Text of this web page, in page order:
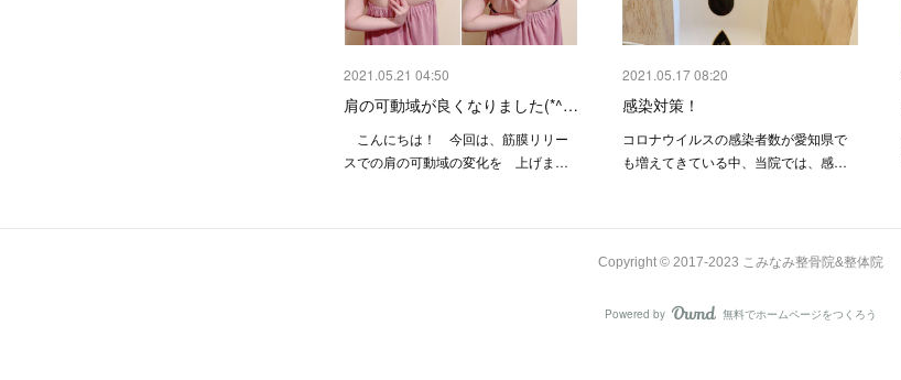
2021.05.21 04:50
肩の可動域が良くなりました(*^…
こんにちは！ 今回は、筋膜リリー
スでの肩の可動域の変化を 上げま…
2021.05.17 08:20
感染対策！
コロナウイルスの感染者数が愛知県で
も増えてきている中、当院では、感…
Copyright © 2017-2023 こみなみ整骨院&整体院
Powered by AmebaOwnd
無料でホームページをつくろう